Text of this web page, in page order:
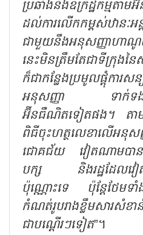
ប្រឆាំងនឹងឧក្រិដ្ឋកម្ម
ដល់ការលើកកម្ពស់ឋានៈអ
ជាមួយនឹងអនុសញ្ញាហ
នេះមិនត្រឹមតែជាទីក្រុងន
ក៏ជាកន្លែងប្រមូលផ្តុំការសន្
អនុសញ្ញា ទាក់ទងនឹង
អ៊ីនធឺណិតទៀតផង។ តាមរយ
ពិធីចុះហត្ថលេខាលើអនុស
ជោគជ័យ វៀតណាមបាន
បក្ស និងរដ្ឋដែលវៀ
ប៉ុណ្ណោះទេ ប៉ុន្តែថែមទ
កំណត់រូបរាងខ្លឹមសារសំខា
ជាបណ្ដើរៗទៀត”។